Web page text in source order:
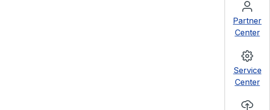
Partner
Center
Service
Center